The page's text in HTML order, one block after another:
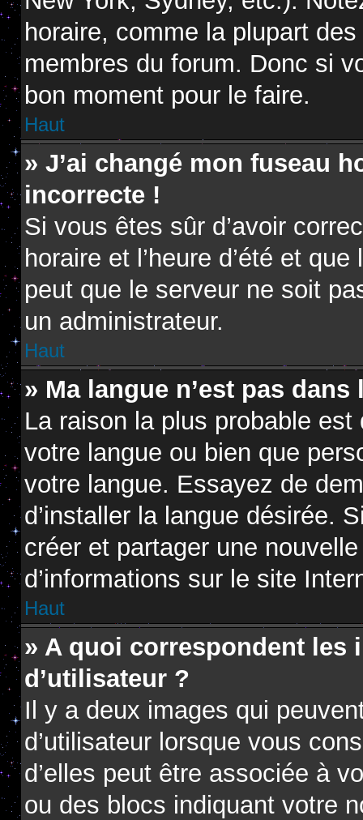
horaire, comme la plupart
membres du forum. Donc si
bon moment pour le faire.
Haut
» J’ai changé mon fuseau
incorrecte !
Si vous êtes sûr d’avoir
horaire et l’heure d’été et
peut que le serveur ne soit
un administrateur.
Haut
» Ma langue n’est pas dans
La raison la plus probable est
votre langue ou bien que
votre langue. Essayez de
d’installer la langue désirée.
créer et partager une
d’informations sur le site
Haut
» A quoi correspondent les
d’utilisateur ?
Il y a deux images qui
d’utilisateur lorsque vous
d’elles peut être associée à
ou des blocs indiquant votre